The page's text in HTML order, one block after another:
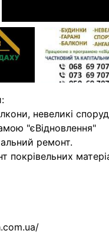
невеликі
"єВідновлення"
ремонт.
покрівельних